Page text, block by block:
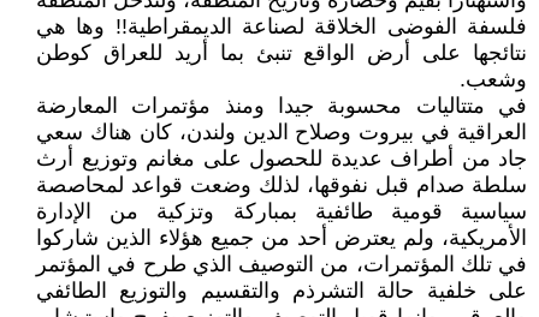
فلسفة الفوضى الخلاقة لصناعة الديمقراطية!! وها هي
نتائجها على أرض الواقع تنبئ بما أريد للعراق كوطن
وشعب.
في متتاليات محسوبة جيدا ومنذ مؤتمرات المعارضة
العراقية في بيروت وصلاح الدين ولندن، كان هناك سعي
جاد من أطراف عديدة للحصول على مغانم وتوزيع أرث
سلطة صدام قبل نفوقها، لذلك وضعت قواعد لمحاصصة
سياسية قومية طائفية بمباركة وتزكية من الإدارة
الأمريكية، ولم يعترض أحد من جميع هؤلاء الذين شاركوا
في تلك المؤتمرات، من التوصيف الذي طرح في المؤتمر
على خلفية حالة التشرذم والتقسيم والتوزيع الطائفي